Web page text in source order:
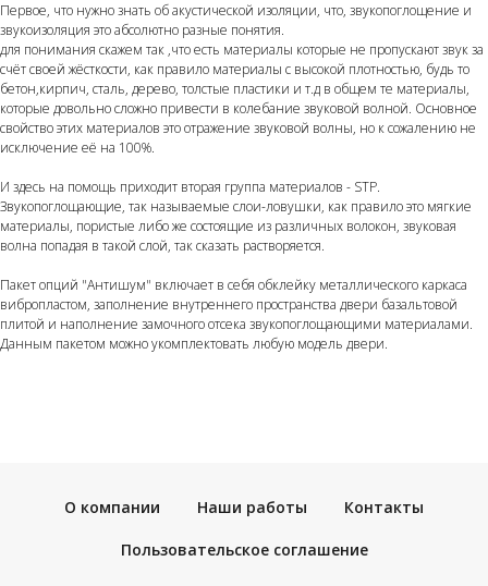
Первое, что нужно знать об акустической изоляции, что, звукопоглощение и
звукоизоляция это абсолютно разные понятия.
для понимания скажем так ,что есть материалы которые не пропускают звук за
счёт своей жёсткости, как правило материалы с высокой плотностью, будь то
бетон,кирпич, сталь, дерево, толстые пластики и т.д в общем те материалы,
которые довольно сложно привести в колебание звуковой волной. Основное
свойство этих материалов это отражение звуковой волны, но к сожалению не
исключение её на 100%.
И здесь на помощь приходит вторая группа материалов - STP.
Звукопоглощающие, так называемые слои-ловушки, как правило это мягкие
материалы, пористые либо же состоящие из различных волокон, звуковая
волна попадая в такой слой, так сказать растворяется.
Пакет опций "Антишум" включает в себя обклейку металлического каркаса
вибропластом, заполнение внутреннего пространства двери базальтовой
плитой и наполнение замочного отсека звукопоглощающими материалами.
Данным пакетом можно укомплектовать любую модель двери.
О компании Наши работы Контакты
Пользовательское соглашение